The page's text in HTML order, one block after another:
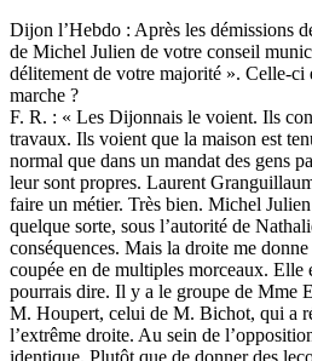
Dijon l’Hebdo : Après les démissions
de Michel Julien de votre conseil
délitement de votre majorité ». Celle-ci
marche ?
F. R. : « Les Dijonnais le voient. Ils
travaux. Ils voient que la maison est
normal que dans un mandat des gens
leur sont propres. Laurent
faire un métier. Très bien. Michel Julien
quelque sorte, sous l’autorité de
conséquences. Mais la droite me
coupée en de multiples morceaux. Elle
pourrais dire. Il y a le groupe de Mme
M. Houpert, celui de M. Bichot, qui a
l’extrême droite. Au sein de
identique. Plutôt que de donner des